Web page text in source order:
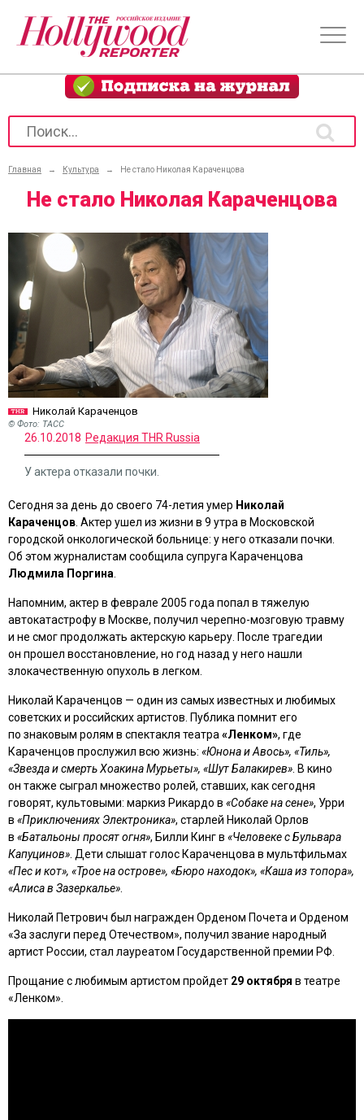
Главная → Культура → Не стало Николая Караченцова
Не стало Николая Караченцова
Николай Караченцов
© Фото: ТАСС
26.10.2018 Редакция THR Russia
У актера отказали почки.
Сегодня за день до своего 74-летия умер Николай
Караченцов . Актер ушел из жизни в 9 утра в Московской
городской онкологической больнице: у него отказали почки.
Об этом журналистам сообщила супруга Караченцова
Людмила Поргина
Напомним, актер в феврале 2005 года попал в тяжелую
автокатастрофу в Москве, получил черепно-мозговую травму
и не смог продолжать актерскую карьеру. После трагедии
он прошел восстановление, но год назад у него нашли
злокачественную опухоль в легком.
Николай Караченцов — один из самых известных и любимых
советских и российских артистов. Публика помнит его
по знаковым ролям в спектакля театра «Ленком», где
Караченцов прослужил всю жизнь: «Юнона и Авось», «Тиль»,
«Звезда и смерть Хоакина Мурьеты», «Шут Балакирев» . В кино
он также сыграл множество ролей, ставших, как сегодня
говорят, культовыми: маркиз Рикардо в «Собаке на сене», Урри
в «Приключениях Электроника», старлей Николай Орлов
в «Батальоны просят огня», Билли Кинг в «Человеке с Бульвара
Капуцинов» . Дети слышат голос Караченцова в мультфильмах
«Пес и кот», «Трое на острове», «Бюро находок», «Каша из топора»,
«Алиса в Зазеркалье»
Николай Петрович был награжден Орденом Почета и Орденом
«За заслуги перед Отечеством», получил звание народный
артист России, стал лауреатом Государственной премии РФ.
Прощание с любимым артистом пройдет 29 октября в театре
«Ленком».